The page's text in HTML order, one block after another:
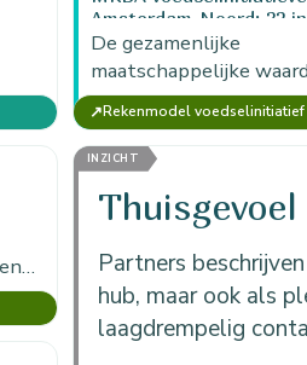
Amsterdam-Noord: 32
samen circa €15 miljoen
maatschappelijke
De gezamenlijke
maatschappelijke
tweeëndertig
in Amsterdam-Noord
circa €15 miljoen per jaar.
↗
INZICHT
Partners
hub, maar ook als
laagdrempelig